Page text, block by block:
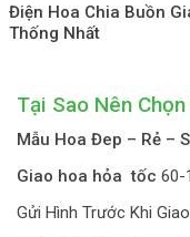
Điện Hoa Chia Buồn
Thống Nhất
Tại Sao Nên
Mẫu Hoa Đep – Rẻ –
Giao hoa hỏa tốc 60-
Gửi Hình Trước Khi